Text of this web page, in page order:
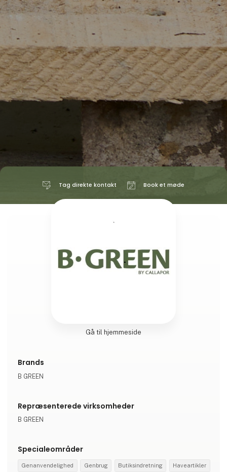
Tag direkte kontakt Book et møde
Gå til hjemmeside
Brands
B GREEN
Repræsenterede virksomheder
B GREEN
Specialeområder
Genanvendelighed Genbrug Butiksindretning Haveartikler